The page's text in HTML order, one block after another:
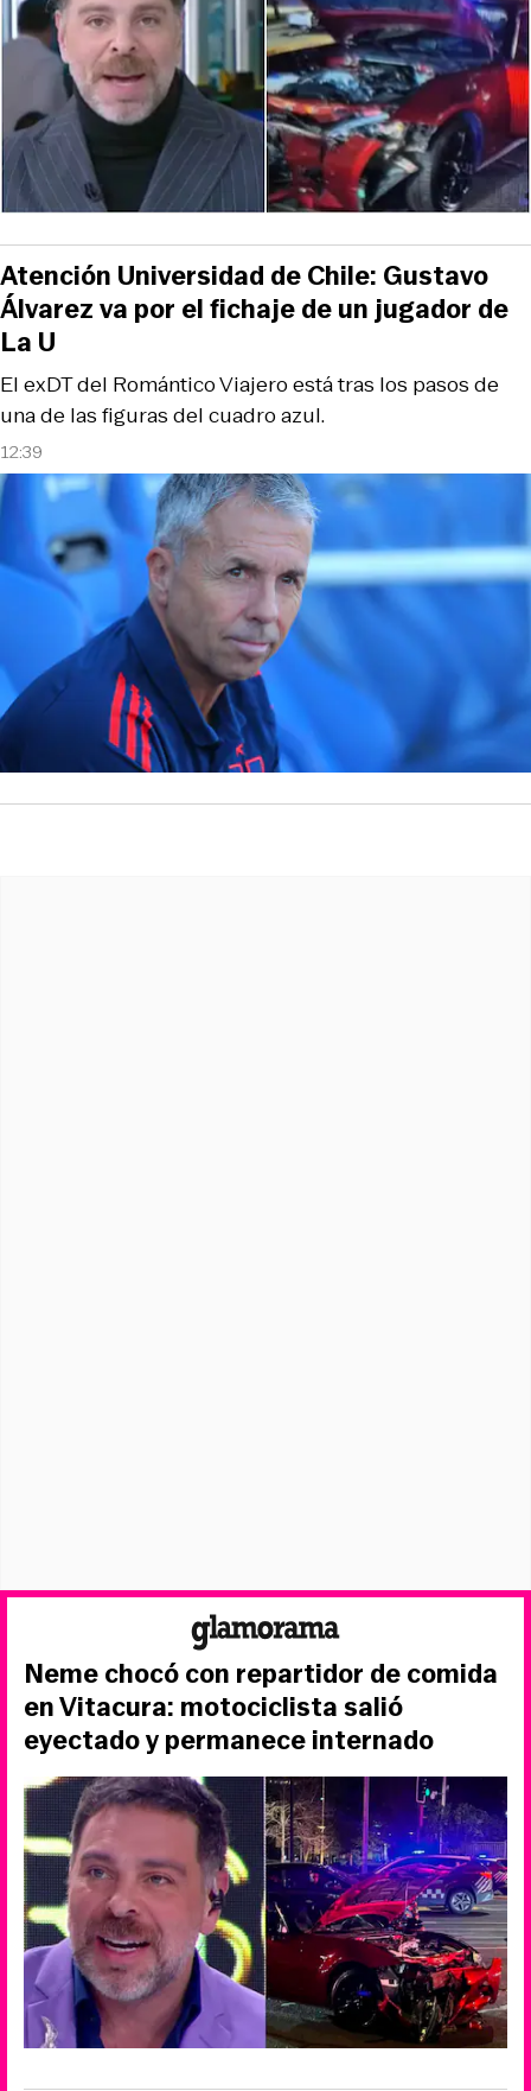
12:39
El exDT del Romántico Viajero está tras los pasos de
una de las figuras del cuadro azul.
Atención Universidad de Chile: Gustavo
Álvarez va por el fichaje de un jugador de
La U
Neme chocó con repartidor de comida
en Vitacura: motociclista salió
eyectado y permanece internado